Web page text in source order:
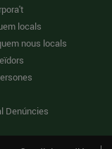
locals
nous locals
Denúncies